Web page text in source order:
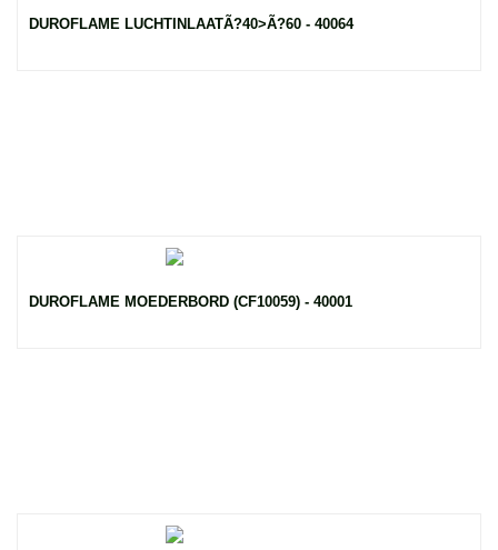
DUROFLAME LUCHTINLAATÃ?40>Ã?60 - 40064
DUROFLAME MOEDERBORD (CF10059) - 40001